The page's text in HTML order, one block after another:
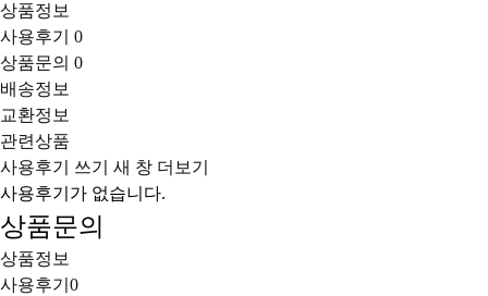
상품정보
사용후기 0
상품문의 0
배송정보
교환정보
관련상품
사용후기 쓰기
새 창 더보기
사용후기가 없습니다.
상품문의
상품정보
사용후기 0